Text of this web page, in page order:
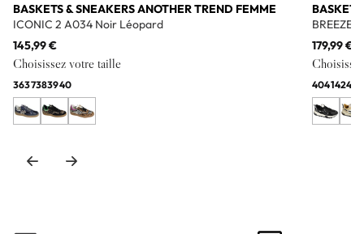
BASKETS & SNEAKERS ANOTHER TREND FEMME
ICONIC 2 A034 Noir Léopard
145,99 €
Choisissez votre taille
3637383940
BREEZE
179,99 €
40414243